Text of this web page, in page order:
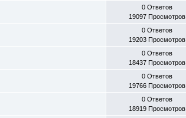
0 Ответов
19097 Просмотров
0 Ответов
19203 Просмотров
0 Ответов
18437 Просмотров
0 Ответов
19766 Просмотров
0 Ответов
18919 Просмотров